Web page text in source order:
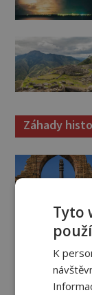
Záhady
Tyto
K